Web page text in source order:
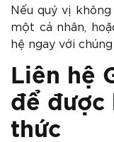
Nếu quý vị
một cá nhân,
hệ ngay với
Liên hệ
để được
thức